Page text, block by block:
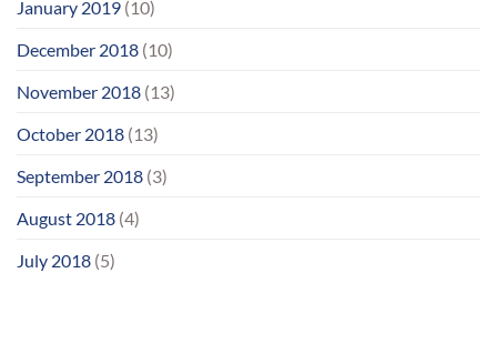
January 2019 (10)
December 2018 (10)
November 2018 (13)
October 2018 (13)
September 2018 (3)
August 2018 (4)
July 2018 (5)